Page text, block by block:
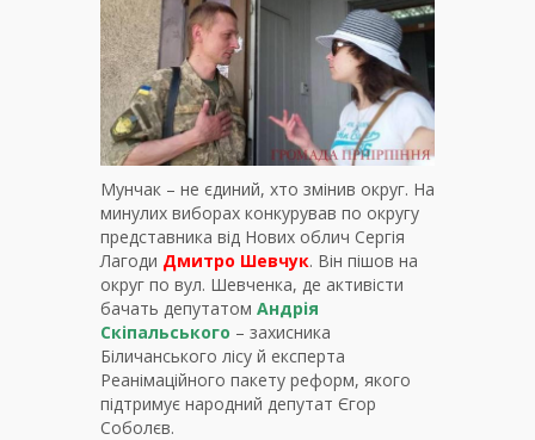
Мунчак – не єдиний, хто змінив округ. На
минулих виборах конкурував по округу
представника від Нових облич Сергія
Лагоди Дмитро Шевчук. Він пішов на
округ по вул. Шевченка, де активісти
бачать депутатом Андрія
Скіпальського – захисника
Біличанського лісу й експерта
Реанімаційного пакету реформ, якого
підтримує народний депутат Єгор
Соболєв.